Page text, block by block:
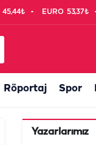
45,44₺ EURO 53,37₺
Röportaj Spor
Yazarlarımız